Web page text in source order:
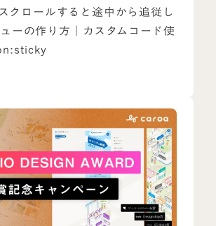
クロールすると途中から追従し
ーの作り方｜カスタムコード使